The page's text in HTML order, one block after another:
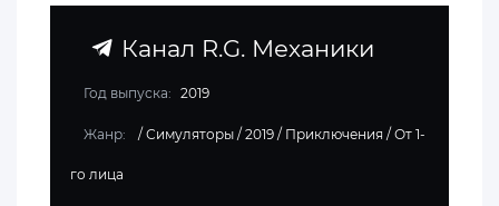
Канал R.G. Механики
Год выпуска: 2019
Жанр: / Симуляторы / 2019 / Приключения / От 1-
го лица